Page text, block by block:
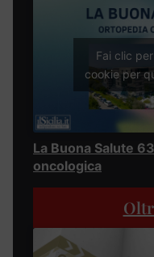
Fai clic
cookie per
La Buona Salute
oncologica